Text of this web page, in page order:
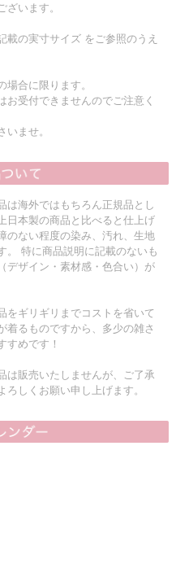
います。
載の実寸サイズ をご参照のうえ
合に限ります。
お受付できませんのでご注意く
いませ。
は海外ではもちろん正規品とし
日本製の商品と比べると仕上げ
のない程度の染み、汚れ、生地
。 特に商品説明に記載のないも
デザイン・素材感・色合い）が
をギリギリまでコストを省いて
着るものですから、多少の雑さ
すめです！
は販売いたしませんが、ご了承
しくお願い申し上げます。